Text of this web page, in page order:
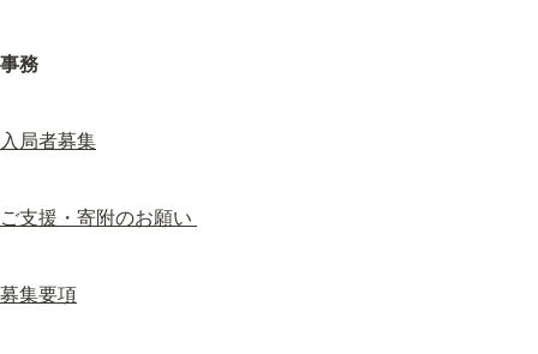
事務
入局者募集
ご支援・寄附のお願い
募集要項